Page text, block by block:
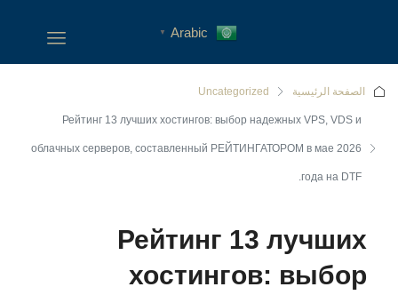
Arabic
▼
الصفحة الرئيسية Uncategorized
Рейтинг 13 лучших хостингов: выбор надежных VPS, VDS и
облачных серверов, составленный РЕЙТИНГАТОРОМ в мае 2026
года на DTF.
Рейтинг 13 лучших
хостингов: выбор